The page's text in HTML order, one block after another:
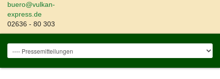
buero@vulkan-
express.de
02636 - 80 303